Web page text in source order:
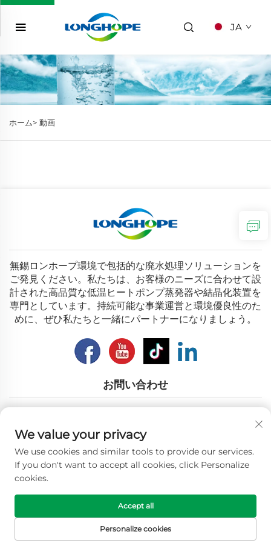
JA
ホーム> 動画
無錫ロンホープ環境で包括的な廃水処理ソリューションを
ご発見ください。私たちは、お客様のニーズに合わせて設
計された高品質な低温ヒートポンプ蒸発器や結晶化装置を
専門としています。持続可能な事業運営と環境優良性のた
めに、ぜひ私たちと一緒にパートナーになりましょう。
お問い合わせ
メールアドレス：[email protected]
電話番号：+86-18018310578
Copyright © 2026 Wuxi Longhope Environmental co.ltd. す
べての権利を保有。 -プライバシーポリシー
We value your privacy
We use cookies and similar tools to provide our services.
If you don't want to accept all cookies, click Personalize
cookies.
Personalize cookies
Accept all